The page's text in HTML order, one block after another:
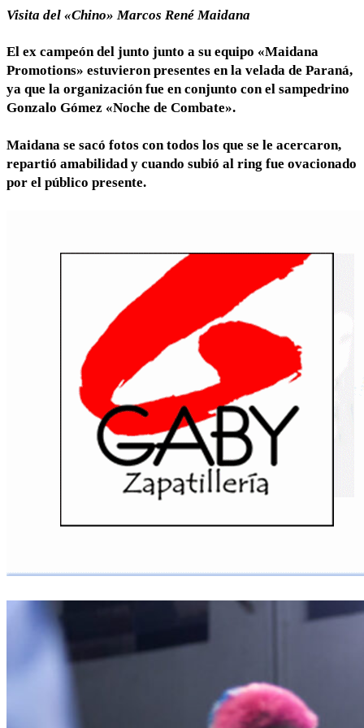
Visita del «Chino» Marcos René Maidana
El ex campeón del junto junto a su equipo «Maidana
Promotions» estuvieron presentes en la velada de Paraná,
ya que la organización fue en conjunto con el sampedrino
Gonzalo Gómez «Noche de Combate».
Maidana se sacó fotos con todos los que se le acercaron,
repartió amabilidad y cuando subió al ring fue ovacionado
por el público presente.